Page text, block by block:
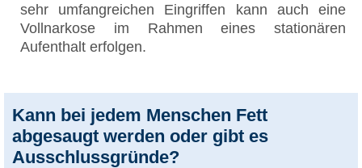
sehr umfangreichen Eingriffen kann auch eine
Vollnarkose im Rahmen eines stationären
Aufenthalt erfolgen.
Kann bei jedem Menschen Fett
abgesaugt werden oder gibt es
Ausschlussgründe?